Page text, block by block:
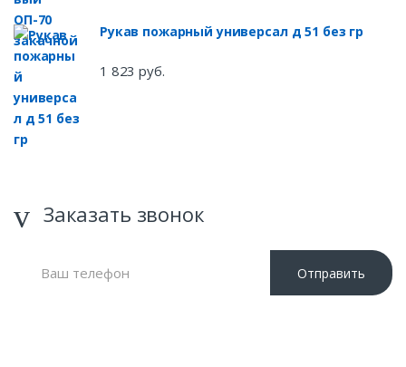
Рукав пожарный универсал д 51 без гр
1 823 руб.
Заказать звонок
Отправить